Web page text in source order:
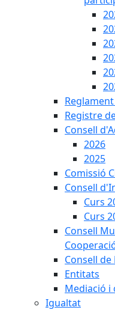
Registre
Consell
2026
2025
Comissió
Consell
Curs
Curs
Consell
Consell
Entitats
Mediació i
Igualtat